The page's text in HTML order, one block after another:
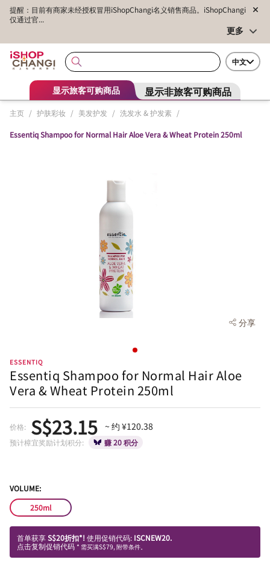
提醒：目前有商家未经授权冒用iShopChangi名义销售商品。iShopChangi
仅通过官...
更多
中文
显示旅客可购商品 显示非旅客可购商品
主页 / 护肤彩妆 / 美发护发 / 洗发水 & 护发素 /
Essentiq Shampoo for Normal Hair Aloe Vera & Wheat Protein 250ml
分享
ESSENTIQ
Essentiq Shampoo for Normal Hair Aloe
Vera & Wheat Protein 250ml
价格: S$23.15 ~ 约 ¥120.38
预计樟宜奖励计划积分: 赚 20 积分
VOLUME:
250ml
首单获享S$20折扣*! 使用促销代码: ISCNEW20.
点击复制促销代码 * 需买满S$79, 附带条件。